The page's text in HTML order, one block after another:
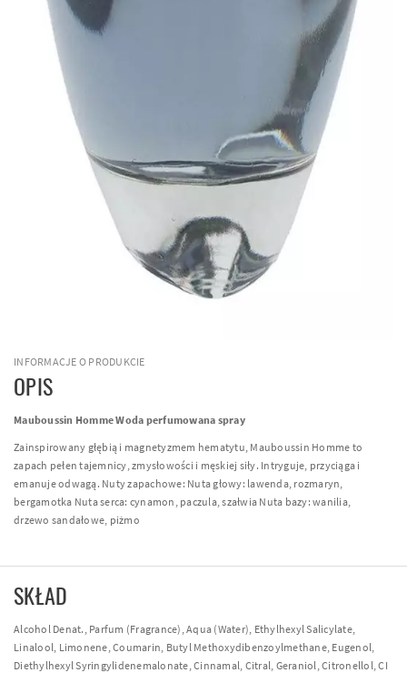
INFORMACJE O PRODUKCIE
OPIS
Mauboussin Homme Woda perfumowana spray
Zainspirowany głębią i magnetyzmem hematytu, Mauboussin Homme to
zapach pełen tajemnicy, zmysłowości i męskiej siły. Intryguje, przyciąga i
emanuje odwagą. Nuty zapachowe: Nuta głowy: lawenda, rozmaryn,
bergamotka Nuta serca: cynamon, paczula, szałwia Nuta bazy: wanilia,
drzewo sandałowe, piżmo
SKŁAD
Alcohol Denat., Parfum (Fragrance), Aqua (Water), Ethylhexyl Salicylate,
Linalool, Limonene, Coumarin, Butyl Methoxydibenzoylmethane, Eugenol,
Diethylhexyl Syringylidenemalonate, Cinnamal, Citral, Geraniol, Citronellol, CI